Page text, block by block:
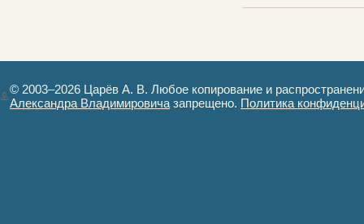
© 2003–2026 Царёв А. В. Любое копирование и
Александра Владимировича запрещено. Политика
Авторизация